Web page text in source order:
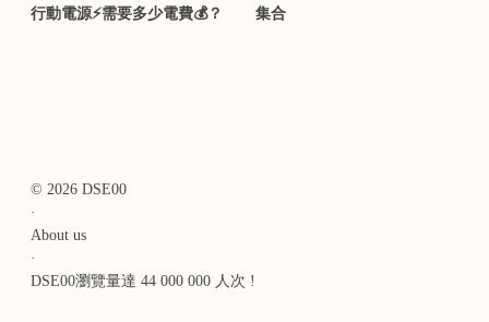
行動電源⚡需要多少電費💰？
集合
© 2026 DSE00
·
About us
·
DSE00瀏覽量達 44 000 000 人次 !